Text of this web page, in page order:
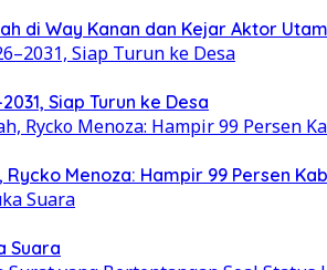
di Way Kanan dan Kejar Aktor
Siap Turun ke Desa
Menoza: Hampir 99 Persen
Suara